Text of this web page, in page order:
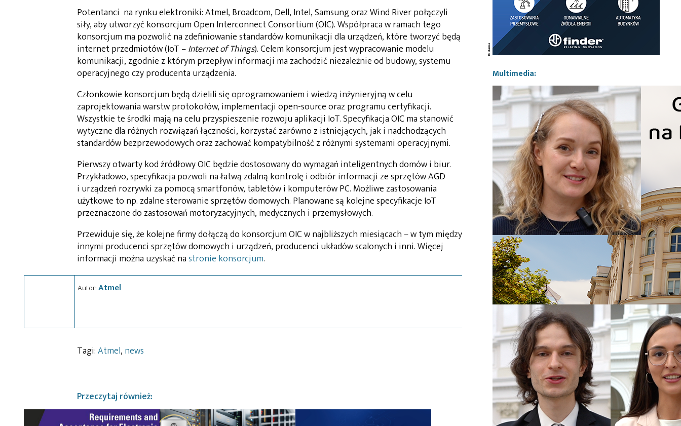
Potentanci na rynku elektroniki: Atmel, Broadcom, Dell, Intel, Samsung oraz Wind River połączyli
siły, aby utworzyć konsorcjum Open Interconnect Consortium (OIC). Współpraca w ramach tego
konsorcjum ma pozwolić na zdefiniowanie standardów komunikacji dla urządzeń, które tworzyć będą
internet przedmiotów (IoT –Internet of Things). Celem konsorcjum jest wypracowanie modelu
komunikacji, zgodnie z którym przepływ informacji ma zachodzić niezależnie od budowy, systemu
operacyjnego czy producenta urządzenia.
Członkowie konsorcjum będą dzielili się oprogramowaniem i wiedzą inżynieryjną w celu
zaprojektowania warstw protokołów, implementacji open-source oraz programu certyfikacji.
Wszystkie te środki mają na celu przyspieszenie rozwoju aplikacji IoT. Specyfikacja OIC ma stanowić
wytyczne dla różnych rozwiązań łączności, korzystać zarówno z istniejących, jak i nadchodzących
standardów bezprzewodowych oraz zachować kompatybilność z różnymi systemami operacyjnymi.
Pierwszy otwarty kod źródłowy OIC będzie dostosowany do wymagań inteligentnych domów i biur.
Przykładowo, specyfikacja pozwoli na łatwą zdalną kontrolę i odbiór informacji ze sprzętów AGD
i urządzeń rozrywki za pomocą smartfonów, tabletów i komputerów PC. Możliwe zastosowania
użytkowe to np. zdalne sterowanie sprzętów domowych. Planowane są kolejne specyfikacje IoT
przeznaczone do zastosowań motoryzacyjnych, medycznych i przemysłowych.
Przewiduje się, że kolejne firmy dołączą do konsorcjum OIC w najbliższych miesiącach – w tym między
innymi producenci sprzętów domowych i urządzeń, producenci układów scalonych i inni. Więcej
informacji można uzyskać nastronie konsorcjum.
Autor:Atmel
Tagi:Atmel, news
Przeczytaj również:
Multimedia: